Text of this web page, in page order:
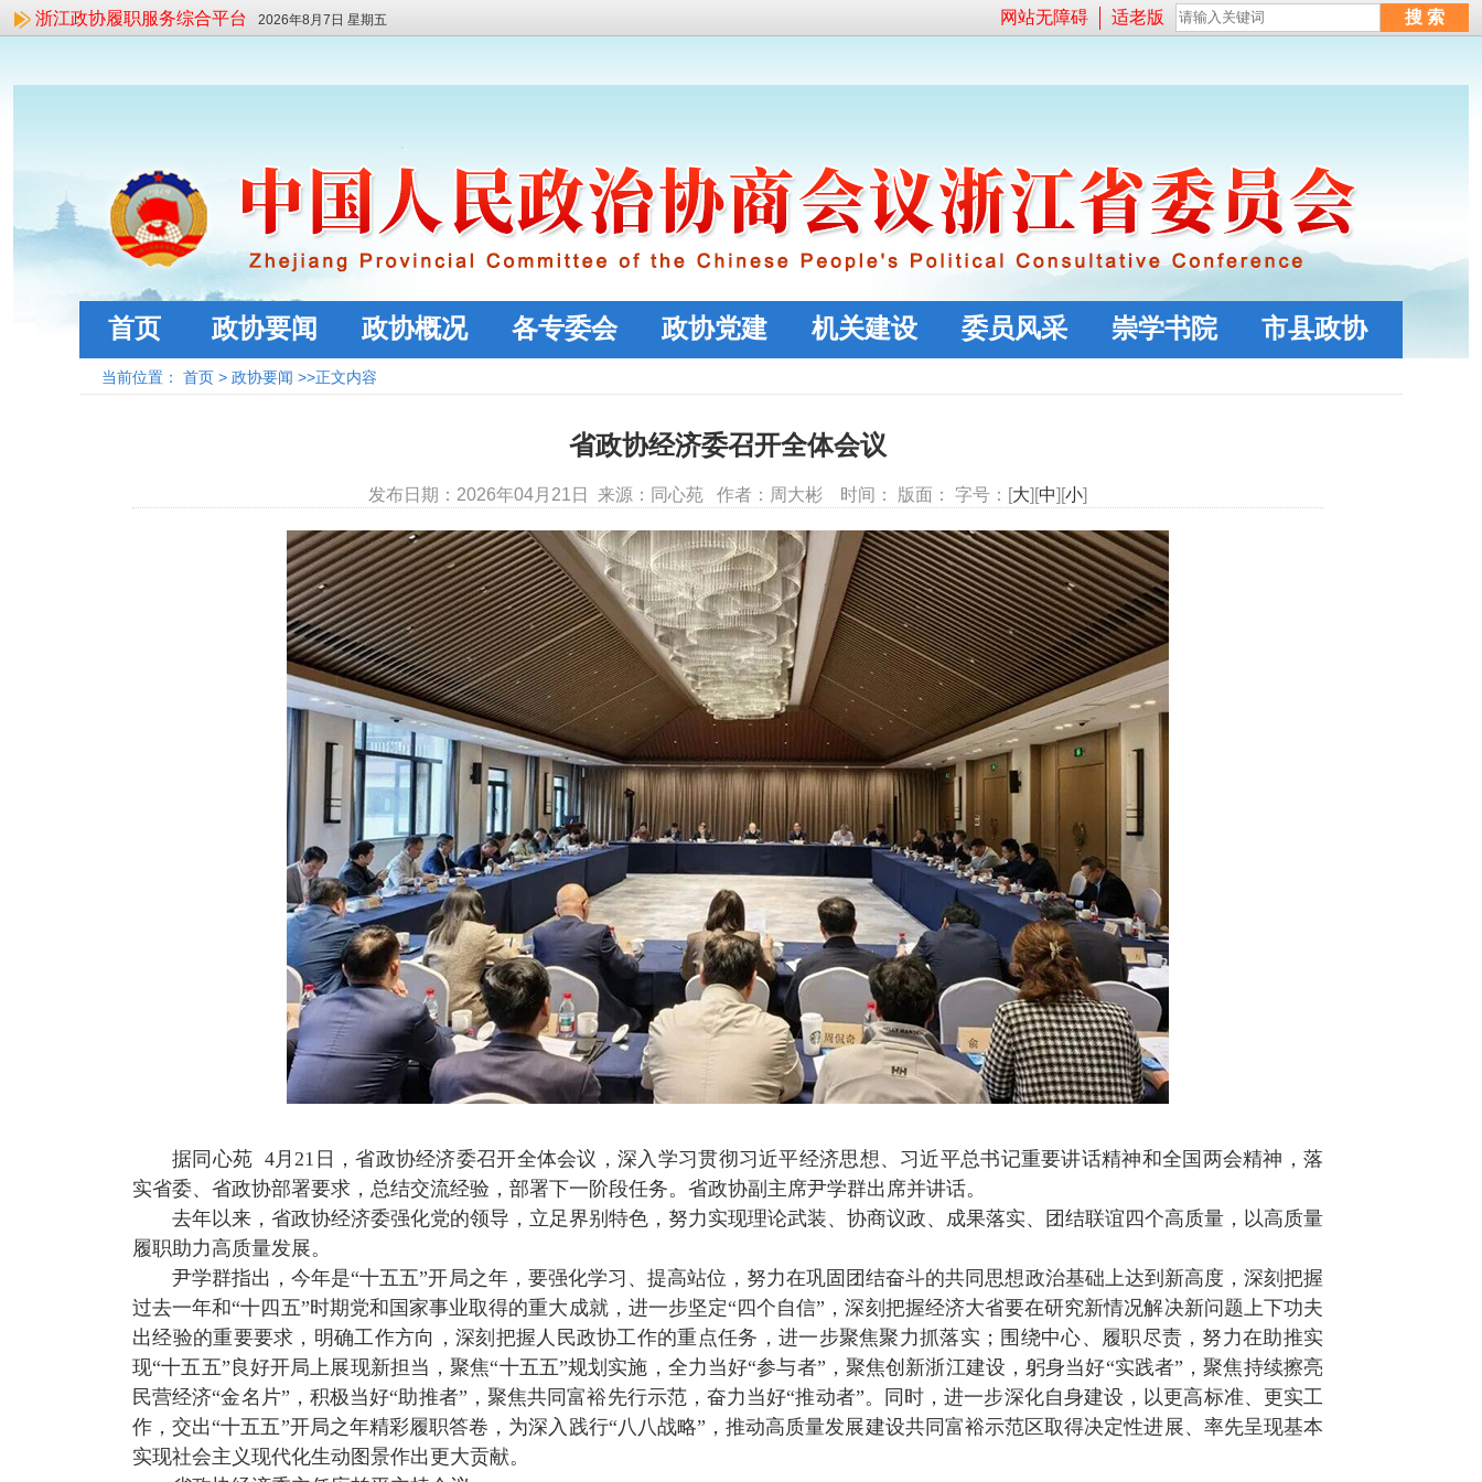
浙江政协履职服务综合平台 网站无障碍 适老版
2026年8月7日 星期五
首页 政协要闻 政协概况 各专委会 政协党建 机关建设 委员风采 崇学书院 市县政协
当前位置： 首页 > 政协要闻 >>正文内容
省政协经济委召开全体会议
发布日期：2026年04月21日 来源：同心苑 作者：周大彬 时间： 版面： 字号：[大][中][小]
据同心苑 4月21 日，省政协经济委召开全体会议，深入学习贯彻习近平经济思想、习近平总书记重要讲话精神和全国两会精神，落
实省委、省政协部署要求，总结交流经验，部署下一阶段任务。省政协副主席尹学群出席并讲话。
去年以来，省政协经济委强化党的领导，立足界别特色，努力实现理论武装、协商议政、成果落实、团结联谊四个高质量，以高质量
履职助力高质量发展。
尹学群指出，今年是“十五五”开局之年，要强化学习、提高站位，努力在巩固团结奋斗的共同思想政治基础上达到新高度，深刻把握
过去一年和“十四五”时期党和国家事业取得的重大成就，进一步坚定“四个自信”，深刻把握经济大省要在研究新情况解决新问题上下功夫
出经验的重要要求，明确工作方向，深刻把握人民政协工作的重点任务，进一步聚焦聚力抓落实；围绕中心、履职尽责，努力在助推实
现“十五五”良好开局上展现新担当，聚焦“十五五”规划实施，全力当好“参与者”，聚焦创新浙江建设，躬身当好“实践者”，聚焦持续擦亮
民营经济“金名片”，积极当好“助推者”，聚焦共同富裕先行示范，奋力当好“推动者”。同时，进一步深化自身建设，以更高标准、更实工
作，交出“十五五”开局之年精彩履职答卷，为深入践行“八八战略”，推动高质量发展建设共同富裕示范区取得决定性进展、率先呈现基本
实现社会主义现代化生动图景作出更大贡献。